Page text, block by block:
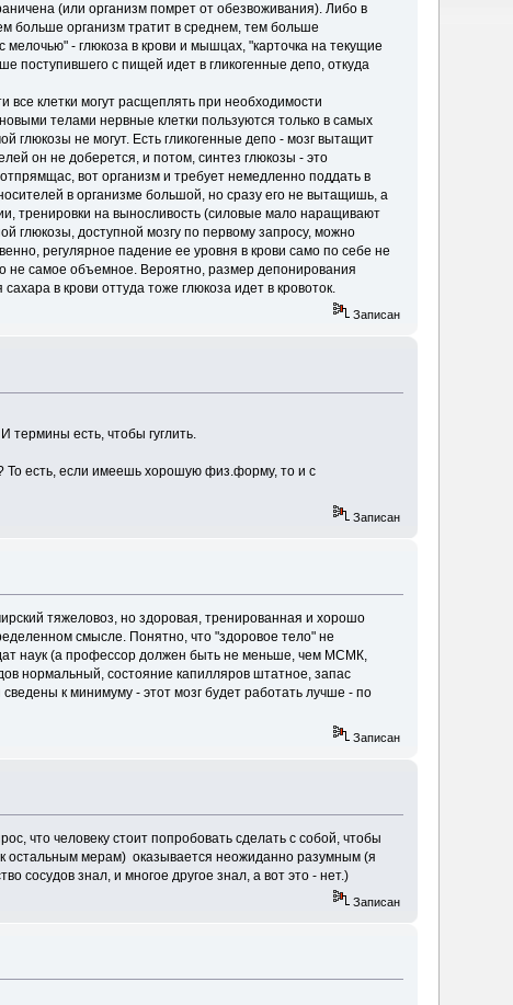
(или организм помрет от обезвоживания). Либо в
больше организм тратит в среднем, тем больше
- глюкоза в крови и мышцах, "карточка на текущие
поступившего с пищей идет в гликогенные депо, откуда
все клетки могут расщеплять при необходимости
телами нервные клетки пользуются только в самых
глюкозы не могут. Есть гликогенные депо - мозг вытащит
он не доберется, и потом, синтез глюкозы - это
вот организм и требует немедленно поддать в
в организме большой, но сразу его не вытащишь, а
тренировки на выносливость (силовые мало наращивают
глюкозы, доступной мозгу по первому запросу, можно
регулярное падение ее уровня в крови само по себе не
не самое объемное. Вероятно, размер депонирования
в крови оттуда тоже глюкоза идет в кровоток.
Записан
термины есть, чтобы гуглить.
То есть, если имеешь хорошую физ.форму, то и с
Записан
тяжеловоз, но здоровая, тренированная и хорошо
смысле. Понятно, что "здоровое тело" не
наук (а профессор должен быть не меньше, чем МСМК,
нормальный, состояние капилляров штатное, запас
к минимуму - этот мозг будет работать лучше - по
Записан
что человеку стоит попробовать сделать с собой, чтобы
к остальным мерам) оказывается неожиданно разумным (я
сосудов знал, и многое другое знал, а вот это - нет.)
Записан